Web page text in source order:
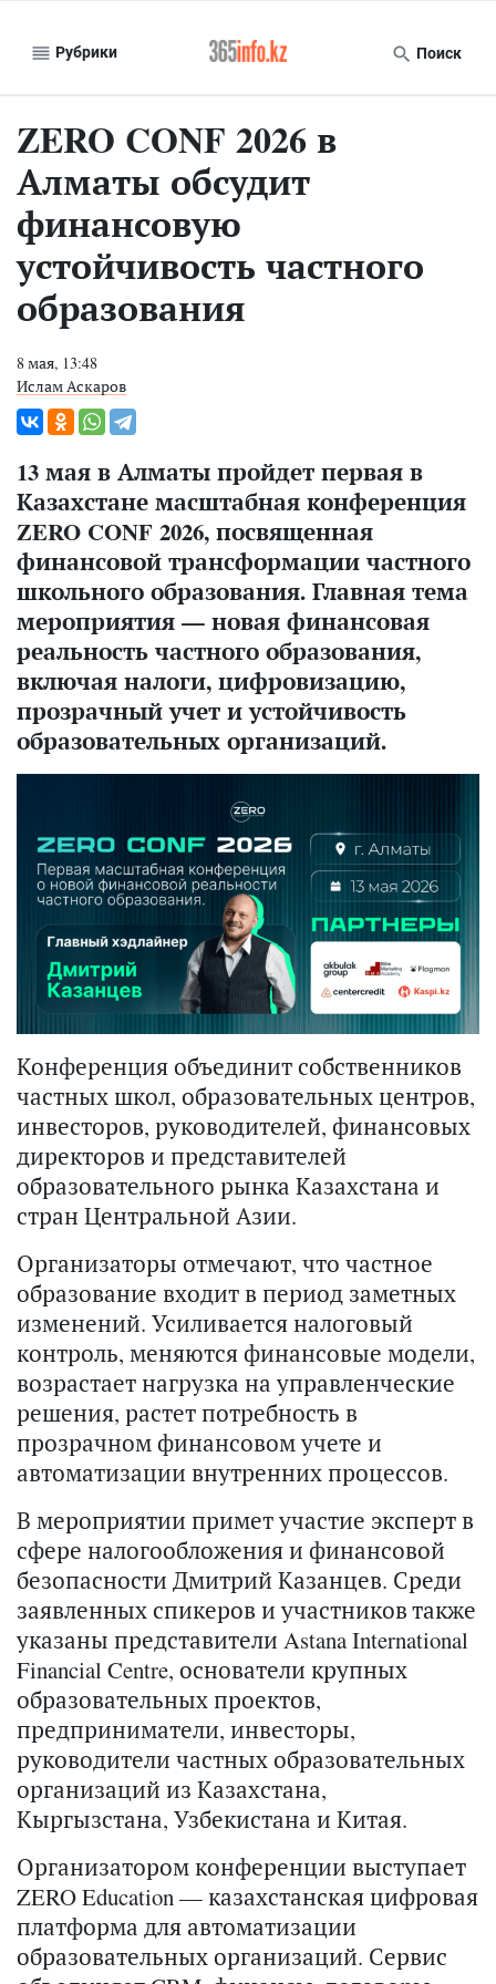
Рубрики Поиск
ZERO CONF 2026 в
Алматы обсудит
финансовую
устойчивость частного
образования
8 мая, 13:48
Ислам Аскаров
13 мая в Алматы пройдет первая в
Казахстане масштабная конференция
ZERO CONF 2026, посвященная
финансовой трансформации частного
школьного образования. Главная тема
мероприятия — новая финансовая
реальность частного образования,
включая налоги, цифровизацию,
прозрачный учет и устойчивость
образовательных организаций.
Конференция объединит собственников
частных школ, образовательных центров,
инвесторов, руководителей, финансовых
директоров и представителей
образовательного рынка Казахстана и
стран Центральной Азии.
Организаторы отмечают, что частное
образование входит в период заметных
изменений. Усиливается налоговый
контроль, меняются финансовые модели,
возрастает нагрузка на управленческие
решения, растет потребность в
прозрачном финансовом учете и
автоматизации внутренних процессов.
В мероприятии примет участие эксперт в
сфере налогообложения и финансовой
безопасности Дмитрий Казанцев. Среди
заявленных спикеров и участников также
указаны представители Astana International
Financial Centre, основатели крупных
образовательных проектов,
предприниматели, инвесторы,
руководители частных образовательных
организаций из Казахстана,
Кыргызстана, Узбекистана и Китая.
Организатором конференции выступает
ZERO Education — казахстанская цифровая
платформа для автоматизации
образовательных организаций. Сервис